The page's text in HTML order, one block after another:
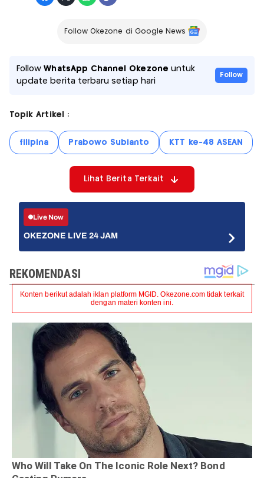
Follow Okezone di Google News
FollowWhatsApp Channel Okezone untuk
update berita terbaru setiap hari
Follow
Topik Artikel :
filipina Prabowo Subianto KTT ke-48 ASEAN
Lihat Berita Terkait
Live Now
OKEZONE LIVE 24 JAM